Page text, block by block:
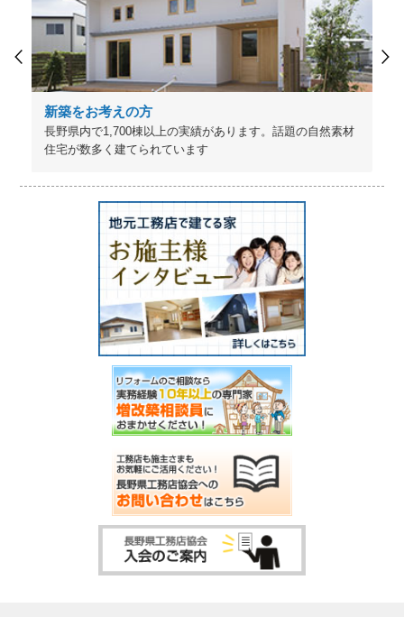
新築をお考えの方
長野県内で1,700棟以上の実績があります。話題の自然素材
住宅が数多く建てられています